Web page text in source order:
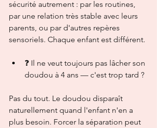
sécurité autrement : par les routines,
par une relation très stable avec leurs
parents, ou par d'autres repères
sensoriels. Chaque enfant est différent.
❓ Il ne veut toujours pas lâcher son
doudou à 4 ans — c'est trop tard ?
Pas du tout. Le doudou disparaît
naturellement quand l'enfant n'en a
plus besoin. Forcer la séparation peut